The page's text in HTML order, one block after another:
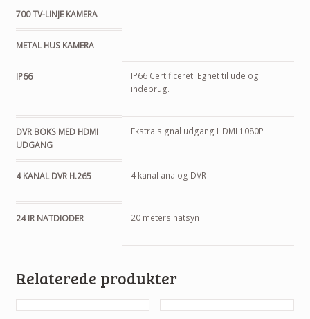
700 TV-LINJE KAMERA
METAL HUS KAMERA
IP66
IP66 Certificeret. Egnet til ude og
indebrug.
DVR BOKS MED HDMI
UDGANG
Ekstra signal udgang HDMI 1080P
4 KANAL DVR H.265 4 kanal analog DVR
24 IR NATDIODER 20 meters natsyn
Relaterede produkter